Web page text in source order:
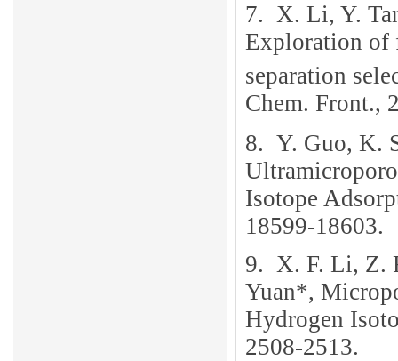
7. X. Li, Y.
Exploration of
separation
Chem. Front.,
8. Y. Guo, K.
Isotope
18599-18603.
9. X. F. Li, Z.
Yuan*,
Hydrogen
2508-2513.